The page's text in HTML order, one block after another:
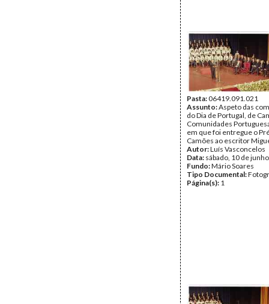
Pasta:06419.091.021
Assunto:Aspeto das
do Dia de Portugal, de
Comunidades
em que foi entregue o
Camões ao escritor
Autor:Luís Vasconcelos
Data: sábado, 10 de
Fundo:Mário Soares
Tipo Documental:
Página(s): 1